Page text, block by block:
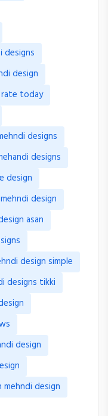
designs
design
today
designs
designs
design
mehndi design
asan
design simple
designs tikki
design
mehndi design